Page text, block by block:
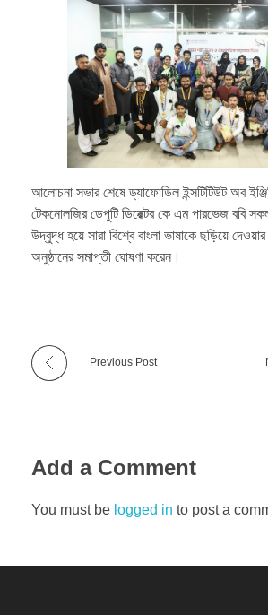
আলোচনা সভার শেষে ড্যাফোডিল ইন্সটিটিউট অব
টেকনোলজির ডেপুটি ডিরেক্টর কে এম পারভেজ ববি
উদ্বুদ্ধ হয়ে সারা বিশ্বে বাংলা ভাষাকে ছড়িয়ে
অনুষ্ঠানের সমাপ্তী ঘোষণা করেন।
Previous Post
Add a Comment
You must be logged in to post a